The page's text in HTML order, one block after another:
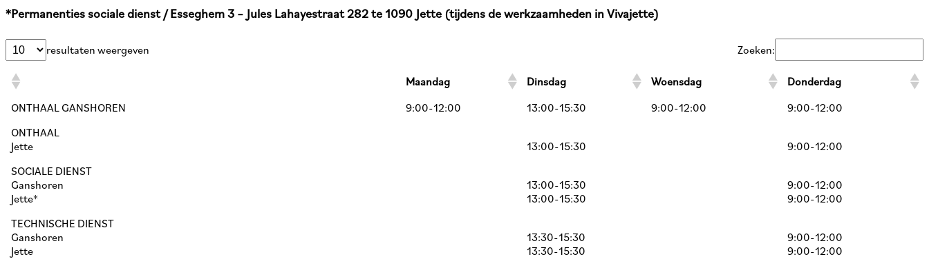
*Permanenties sociale dienst / Esseghem 3 – Jules Lahayestraat 282 te 1090 Jette (tijdens de werkzaamheden in Vivajette)
resultaten weergeven Zoeken:
Maandag Dinsdag Woensdag
Donderdag
ONTHAAL GANSHOREN
9:00-12:00 13:00-15:30 9:00-12:00
9:00-12:00
ONTHAAL
Jette
13:00-15:30
9:00-12:00
SOCIALE DIENST
Ganshoren
Jette*
13:00-15:30
13:00-15:30
9:00-12:00
9:00-12:00
TECHNISCHE DIENST
Ganshoren
Jette
13:30-15:30
13:30-15:30
9:00-12:00
9:00-12:00